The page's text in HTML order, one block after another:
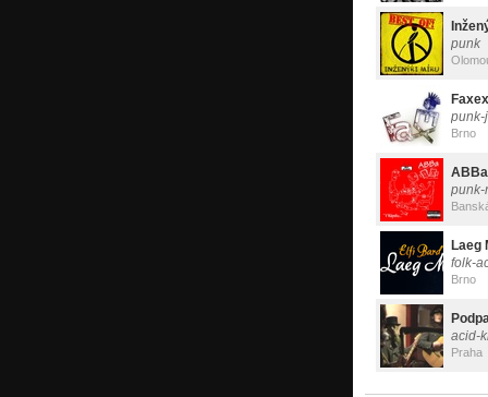
punk
Faxex
punk-
Brno
ABBa
punk-
Laeg
folk-
Brno
acid-
Praha